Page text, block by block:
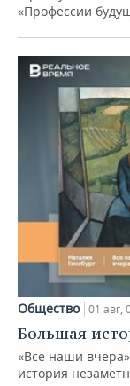
«Профессии
Общество 01 авг,
Большая
«Все наши
история